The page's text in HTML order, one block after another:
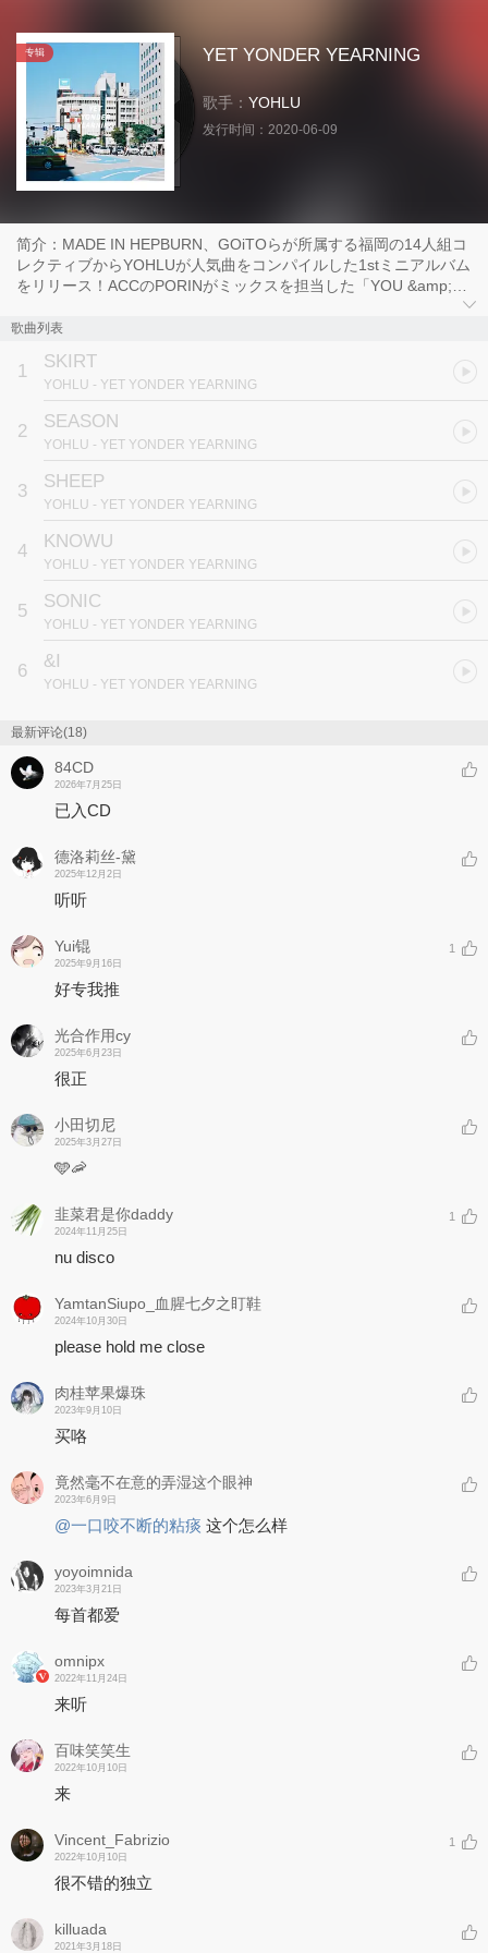
专辑 YET YONDER YEARNING
歌手： YOHLU
发行时间： 2020-06-09
简介：MADE IN HEPBURN、GOiTOらが所属する福岡の14人組コ
レクティブからYOHLUが人気曲をコンパイルした1stミニアルバム
をリリース！ACCのPORINがミックスを担当した「YOU &amp;
MIX」にも収録された人気曲「SHEEP」を筆頭に、BOATメンバー
との共作となるバウンシーキラー「KNOWU」「SONIC」、爽快感
ぶ。ジャケットはフォトグラファーとして活動するKENTOと
BOKEHが手がけている。
歌曲列表
1 SKIRT
YOHLU - YET YONDER YEARNING
2 SEASON
YOHLU - YET YONDER YEARNING
3 SHEEP
YOHLU - YET YONDER YEARNING
4 KNOWU
YOHLU - YET YONDER YEARNING
5 SONIC
YOHLU - YET YONDER YEARNING
6 &I
YOHLU - YET YONDER YEARNING
最新评论(18)
84CD
2026年7月25日
已入CD
德洛莉丝-黛
2025年12月2日
听听
Yui锟
2025年9月16日
1
好专我推
光合作用cy
2025年6月23日
很正
小田切尼
2025年3月27日
🩵🦐
韭菜君是你daddy
2024年11月25日
1
nu disco
YamtanSiupo_血腥七夕之盯鞋
2024年10月30日
please hold me close
肉桂苹果爆珠
2023年9月10日
买咯
竟然毫不在意的弄湿这个眼神
2023年6月9日
@一口咬不断的粘痰 这个怎么样
yoyoimnida
2023年3月21日
每首都爱
omnipx
2022年11月24日
来听
百味笑笑生
2022年10月10日
来
Vincent_Fabrizio
2022年10月10日
1
很不错的独立
killuada
2021年3月18日